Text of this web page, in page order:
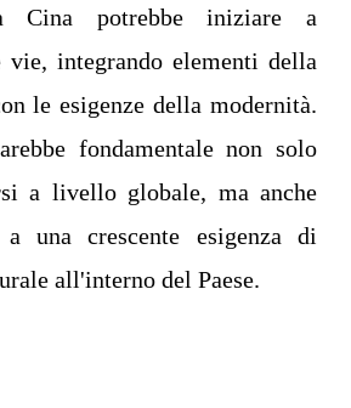
Cina potrebbe iniziare a
vie, integrando elementi della
le esigenze della modernità.
fondamentale non solo
a livello globale, ma anche
una crescente esigenza di
all'interno del Paese.